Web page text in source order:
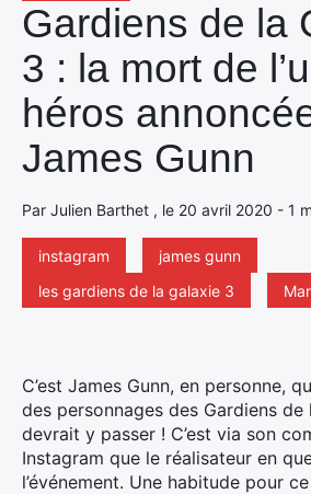
Gardiens de la
3 : la mort de
héros
James Gunn
Par Julien Barthet , le 20 avril 2020 - 1
instagram
james gunn
les gardiens de la galaxie 3
C’est James Gunn, en personne,
des personnages des Gardiens de
devrait y passer ! C’est via son
Instagram que le réalisateur en
l’événement. Une habitude pour